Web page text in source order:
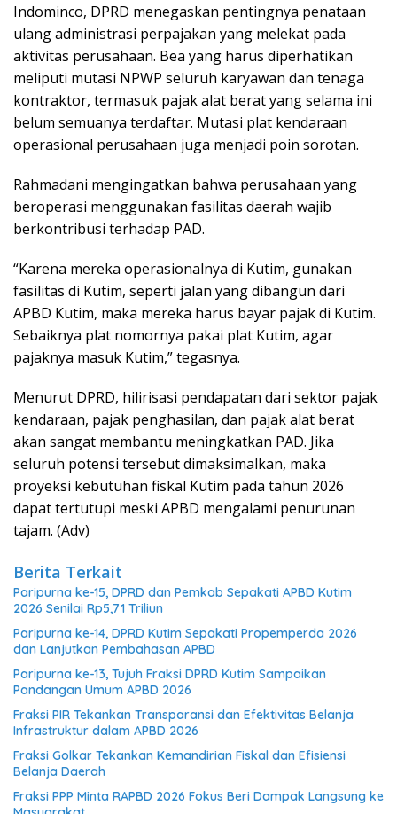
Indominco, DPRD menegaskan pentingnya penataan
ulang administrasi perpajakan yang melekat pada
aktivitas perusahaan. Bea yang harus diperhatikan
meliputi mutasi NPWP seluruh karyawan dan tenaga
kontraktor, termasuk pajak alat berat yang selama ini
belum semuanya terdaftar. Mutasi plat kendaraan
operasional perusahaan juga menjadi poin sorotan.
Rahmadani mengingatkan bahwa perusahaan yang
beroperasi menggunakan fasilitas daerah wajib
berkontribusi terhadap PAD.
“Karena mereka operasionalnya di Kutim, gunakan
fasilitas di Kutim, seperti jalan yang dibangun dari
APBD Kutim, maka mereka harus bayar pajak di Kutim.
Sebaiknya plat nomornya pakai plat Kutim, agar
pajaknya masuk Kutim,” tegasnya.
Menurut DPRD, hilirisasi pendapatan dari sektor pajak
kendaraan, pajak penghasilan, dan pajak alat berat
akan sangat membantu meningkatkan PAD. Jika
seluruh potensi tersebut dimaksimalkan, maka
proyeksi kebutuhan fiskal Kutim pada tahun 2026
dapat tertutupi meski APBD mengalami penurunan
tajam. (Adv)
Berita Terkait
Paripurna ke-15, DPRD dan Pemkab Sepakati APBD Kutim
2026 Senilai Rp5,71 Triliun
Paripurna ke-14, DPRD Kutim Sepakati Propemperda 2026
dan Lanjutkan Pembahasan APBD
Paripurna ke-13, Tujuh Fraksi DPRD Kutim Sampaikan
Pandangan Umum APBD 2026
Fraksi PIR Tekankan Transparansi dan Efektivitas Belanja
Infrastruktur dalam APBD 2026
Fraksi Golkar Tekankan Kemandirian Fiskal dan Efisiensi
Belanja Daerah
Fraksi PPP Minta RAPBD 2026 Fokus Beri Dampak Langsung ke